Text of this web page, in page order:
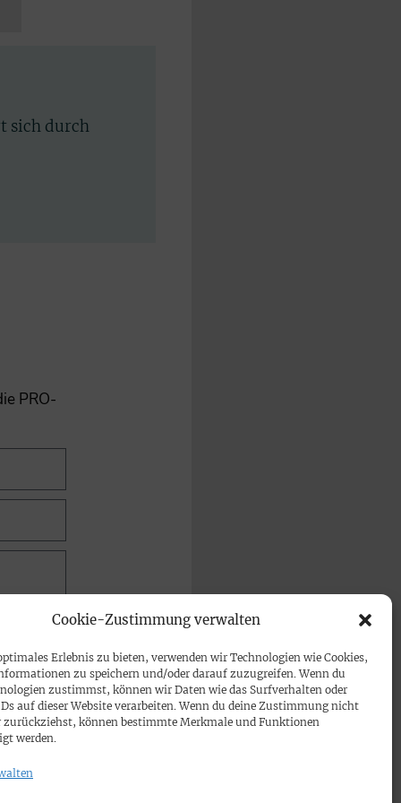
Cookie-Zustimmung verwalten
Erlebnis zu bieten, verwenden wir Technologien wie Cookies,
zu speichern und/oder darauf zuzugreifen. Wenn du
zustimmst, können wir Daten wie das Surfverhalten oder
auf dieser Website verarbeiten. Wenn du deine Zustimmung nicht
zurückziehst, können bestimmte Merkmale und Funktionen
werden.
sich durch
PRO-